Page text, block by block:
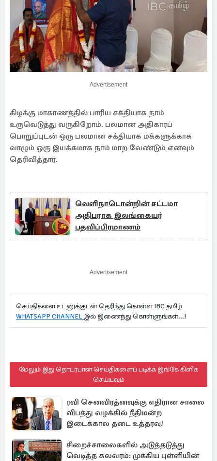
Advertisement
கிழக்கு மாகாணத்தில் பாரிய சக்தியாக நாம்
உருவெடுத்து வருகிறோம். பலமான அதிகாரப்
பொறுப்புடன் ஒரு பலமான சக்தியாக மக்களுக்காக
வாழும் ஒரு இயக்கமாக நாம் மாற வேண்டும் எனவும்
தெரிவித்தார்.
வெளிநாடொன்றின் சட்டமா
அதிபராக இலங்கையர்
பதவிப்பிரமாணம்
Advertisement
செய்திகளை உடனுக்குடன் தெரிந்து கொள்ள IBC தமிழ்
WHATSAPP CHANNEL இல் இணைந்து கொள்ளுங்கள்...!
மேலும் இது தொடர்பான செய்திகளைப் படிக்க இங்கே கிளிக்
செய்யவும்
ரவி செனவிரத்னவுக்கு எதிரான சாலை
விபத்து வழக்கில் நீதிமன்ற
இடைக்கால தடை உத்தரவு!
சிறைச்சாலைகளில் அடுத்தடுத்து
வெடித்த கலவரம்: முக்கிய புள்ளியின்